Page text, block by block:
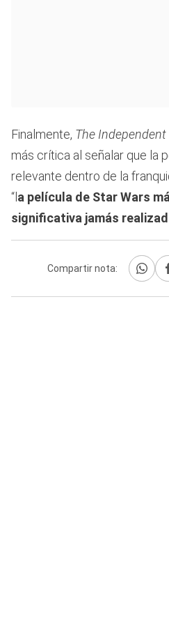
Finalmente, The Independent
más crítica al señalar que la
relevante dentro de la
“l a película de Star Wars
significativa jamás
Compartir nota: